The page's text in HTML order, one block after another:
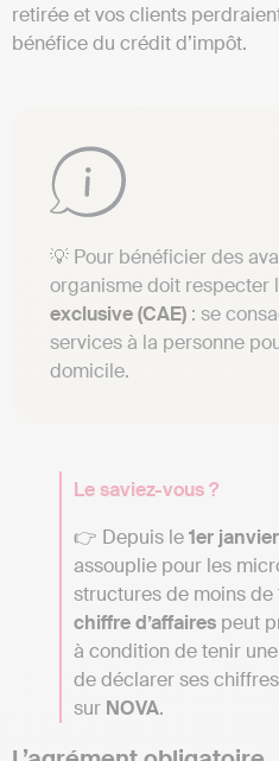
retirée et vos clients
bénéfice du crédit d’impôt.
💡 Pour bénéficier des
organisme doit respecter
exclusive (CAE) : se
services à la personne
domicile.
Le saviez-vous ?
👉 Depuis le1er
assouplie pour les
structures de moins de
chiffre d’affaires peut
à condition de tenir une
de déclarer ses
sur NOVA.